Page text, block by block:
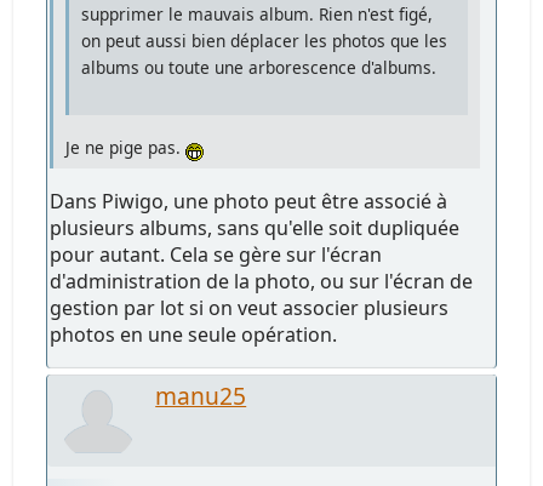
supprimer le mauvais album. Rien n'est figé,
on peut aussi bien déplacer les photos que les
albums ou toute une arborescence d'albums.
Je ne pige pas.
Dans Piwigo, une photo peut être associé à
plusieurs albums, sans qu'elle soit dupliquée
pour autant. Cela se gère sur l'écran
d'administration de la photo, ou sur l'écran de
gestion par lot si on veut associer plusieurs
photos en une seule opération.
manu25